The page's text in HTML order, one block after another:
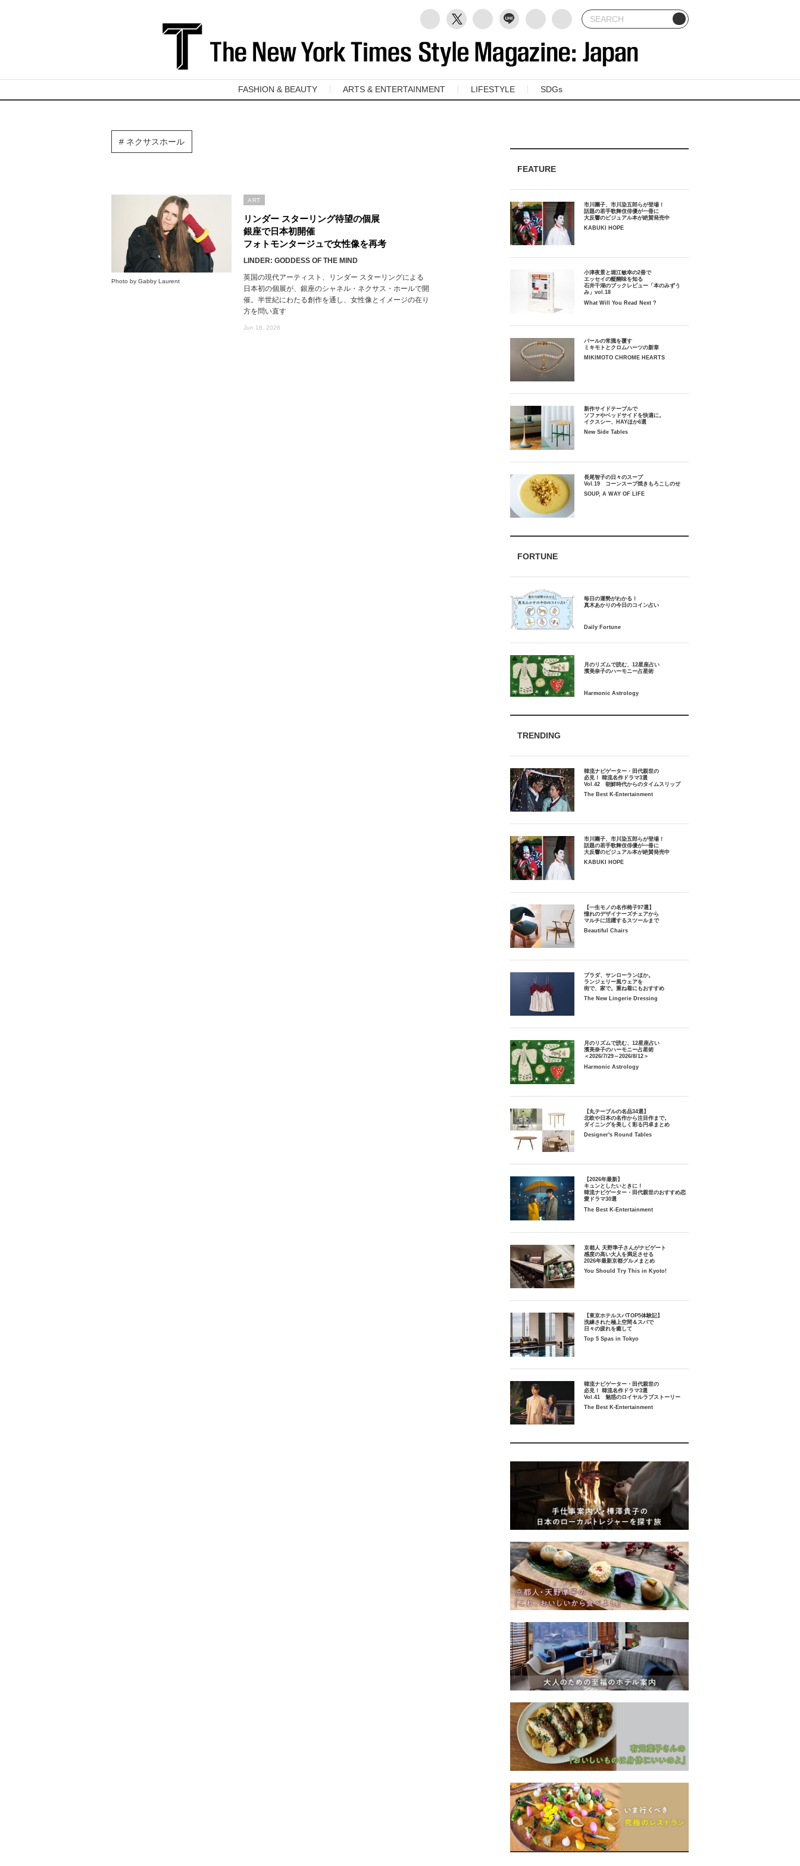
FASHION & BEAUTY ARTS & ENTERTAINMENT LIFESTYLE SDGs
ネクサスホール
Photo by Gabby Laurent
リンダー スターリング待望の個展
銀座で日本初開催
フォトモンタージュで女性像を再考
LINDER: GODDESS OF THE MIND
英国の現代アーティスト、リンダー スターリングによる
日本初の個展が、銀座のシャネル・ネクサス・ホールで開
催。半世紀にわたる創作を通し、女性像とイメージの在り
方を問い直す
Jun 18, 2026
ART
FEATURE
市川團子、市川染五郎らが登場！
話題の若手歌舞伎俳優が一冊に
大反響のビジュアル本が絶賛発売中
KABUKI HOPE
小津夜景と堀江敏幸の2冊で
エッセイの醍醐味を知る
石井千湖のブックレビュー「本のみずう
み」vol.18
What Will You Read Next ?
パールの常識を覆す
ミキモトとクロムハーツの新章
MIKIMOTO CHROME HEARTS
新作サイドテーブルで
ソファやベッドサイドを快適に。
イクスシー、HAYほか6選
New Side Tables
長尾智子の日々のスープ
Vol.19 コーンスープ焼きもろこしのせ
SOUP, A WAY OF LIFE
FORTUNE
毎日の運勢がわかる！
月のリズムで読む、12星座占い
TRENDING
韓流ナビゲーター・田代親世の
必見！ 韓流名作ドラマ3選
Vol.42 朝鮮時代からのタイムスリップ
The Best K-Entertainment
市川團子、市川染五郎らが登場！
話題の若手歌舞伎俳優が一冊に
大反響のビジュアル本が絶賛発売中
KABUKI HOPE
【一生モノの名作椅子97選】
憧れのデザイナーズチェアから
マルチに活躍するスツールまで
Beautiful Chairs
プラダ、サンローランほか。
ランジェリー風ウェアを
街で、家で。重ね着にもおすすめ
The New Lingerie Dressing
月のリズムで読む、12星座占い
濱美奈子のハーモニー占星術
＜2026/7/29～2026/8/12＞
Harmonic Astrology
【丸テーブルの名品34選】
北欧や日本の名作から注目作まで。
ダイニングを美しく彩る円卓まとめ
Designer's Round Tables
【2026年最新】
キュンとしたいときに！
韓流ナビゲーター・田代親世のおすすめ恋
愛ドラマ30選
The Best K-Entertainment
京都人 天野準子さんがナビゲート
感度の高い大人を満足させる
2026年最新京都グルメまとめ
You Should Try This in Kyoto!
【東京ホテルスパTOP5体験記】
洗練された極上空間＆スパで
日々の疲れを癒して
Top 5 Spas in Tokyo
韓流ナビゲーター・田代親世の
必見！ 韓流名作ドラマ3選
Vol.41 魅惑のロイヤルラブストーリー
The Best K-Entertainment